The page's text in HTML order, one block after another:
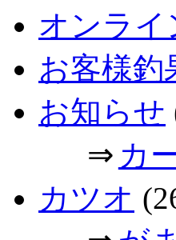
オンラ
お客様釣
お知らせ
⇒ カ
カツオ